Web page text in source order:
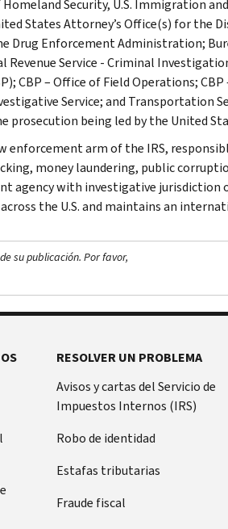
Security, U.S. Immigration
States Attorney’s Office(s) for the
Drug Enforcement Administration;
Revenue Service - Criminal
CBP – Office of Field Operations;
Service; and Transportation
prosecution being led by the United
enforcement arm of the IRS,
money laundering, public
agency with investigative jurisdiction
the U.S. and maintains an
su publicación. Por favor,
RESOLVER UN PROBLEMA
Avisos y cartas del Servicio de
Impuestos Internos (IRS)
Robo de identidad
Estafas tributarias
Fraude fiscal